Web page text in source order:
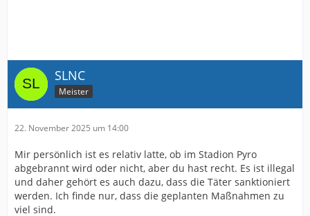
SLNC
Meister
22. November 2025 um 14:00
Mir persönlich ist es relativ latte, ob im Stadion Pyro
abgebrannt wird oder nicht, aber du hast recht. Es ist illegal
und daher gehört es auch dazu, dass die Täter sanktioniert
werden. Ich finde nur, dass die geplanten Maßnahmen zu
viel sind.